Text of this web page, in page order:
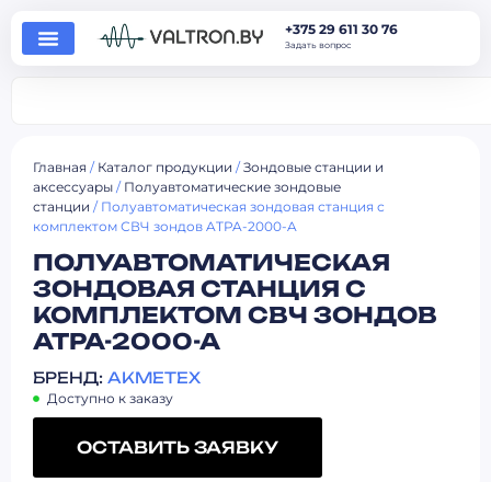
+375 29 611 30 76
Задать вопрос
Главная / Каталог продукции /Зондовые станции и
аксессуары / Полуавтоматические зондовые
станции / Полуавтоматическая зондовая станция с
комплектом СВЧ зондов ATPA-2000-A
ПОЛУАВТОМАТИЧЕСКАЯ
ЗОНДОВАЯ СТАНЦИЯ С
КОМПЛЕКТОМ СВЧ ЗОНДОВ
ATPA-2000-A
БРЕНД: AKMETEX
Доступно к заказу
ОСТАВИТЬ ЗАЯВКУ